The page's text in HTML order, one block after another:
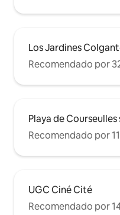
Los Jardines
Recomendado por
Playa de Courseulles
Recomendado por
UGC Ciné Cité
Recomendado por